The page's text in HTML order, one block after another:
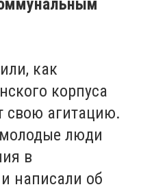
как
корпуса
свою агитацию.
люди
в
написали об